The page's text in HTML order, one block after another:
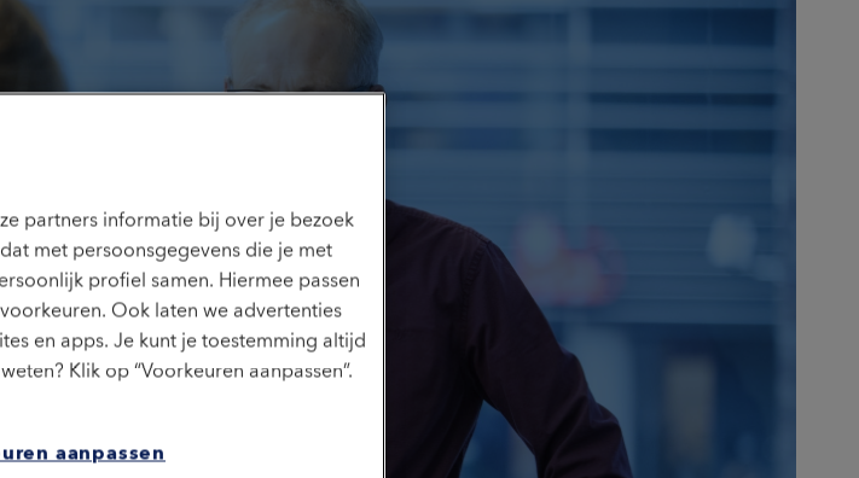
je
partners informatie bij over je bezoek
met persoonsgegevens die je met
profiel samen. Hiermee passen
Ook laten we advertenties
en apps. Je kunt je toestemming altijd
Klik op “Voorkeuren aanpassen”.
aanpassen